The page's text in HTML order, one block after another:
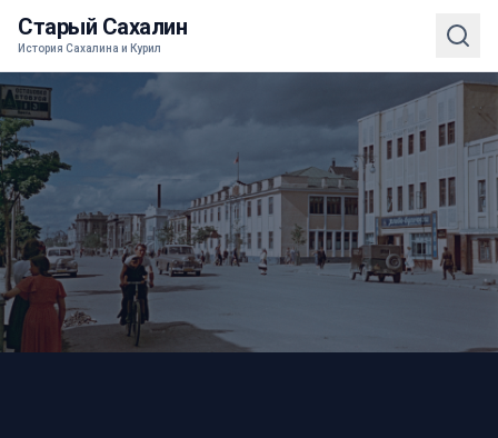
Старый Сахалин
История Сахалина и Курил